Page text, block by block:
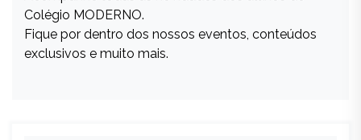
Colégio MODERNO.
Fique por dentro dos nossos eventos, conteúdos
exclusivos e muito mais.